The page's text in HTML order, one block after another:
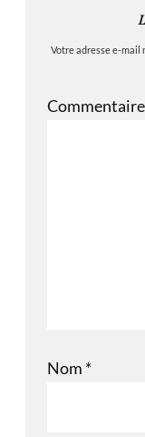
Votre adresse e-mail
Commentaire
Nom *